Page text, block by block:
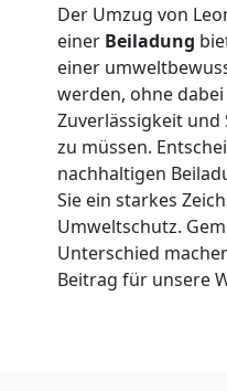
Der Umzug von
einer Beiladung
einer
werden, ohne
Zuverlässigkeit und
zu müssen.
nachhaltigen
Sie ein starkes
Umweltschutz.
Unterschied
Beitrag für unsere
Leonding
Fernumzug
Leonding